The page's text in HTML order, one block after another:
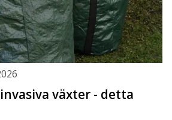
växter - detta